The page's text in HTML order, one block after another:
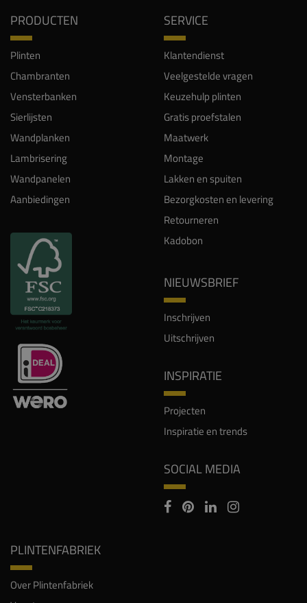
PRODUCTEN
Plinten
Chambranten
Vensterbanken
Sierlijsten
Wandplanken
Lambrisering
Wandpanelen
Aanbiedingen
SERVICE
Klantendienst
Veelgestelde vragen
Keuzehulp plinten
Gratis proefstalen
Maatwerk
Montage
Lakken en spuiten
Bezorgkosten en levering
Retourneren
Kadobon
NIEUWSBRIEF
Inschrijven
Uitschrijven
INSPIRATIE
Projecten
Inspiratie en trends
SOCIAL MEDIA
PLINTENFABRIEK
Over Plintenfabriek